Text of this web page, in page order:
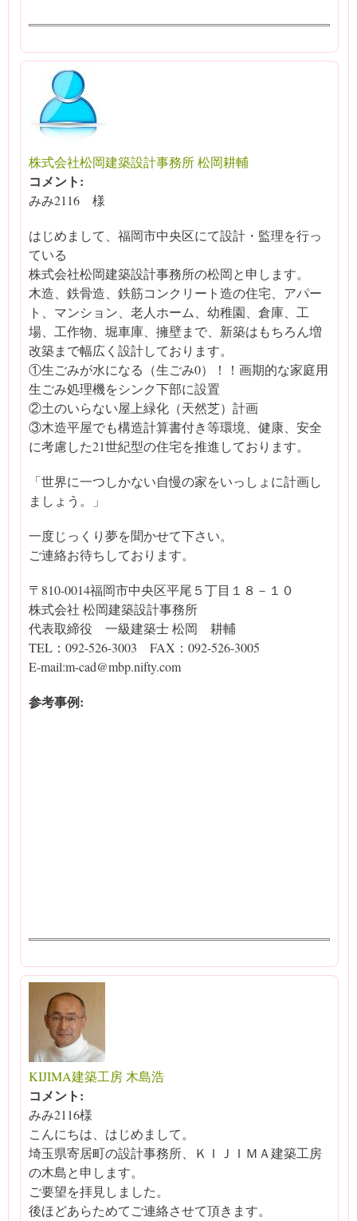
株式会社松岡建築設計事務所 松岡耕輔
コメント:
みみ2116 様
はじめまして、福岡市中央区にて設計・監理を行っ
ている
株式会社松岡建築設計事務所の松岡と申します。
木造、鉄骨造、鉄筋コンクリート造の住宅、アパー
ト、マンション、老人ホーム、幼稚園、倉庫、工
場、工作物、堀車庫、擁壁まで、新築はもちろん増
改築まで幅広く設計しております。
①生ごみが水になる（生ごみ0）！！画期的な家庭用
生ごみ処理機をシンク下部に設置
②土のいらない屋上緑化（天然芝）計画
③木造平屋でも構造計算書付き等環境、健康、安全
に考慮した21世紀型の住宅を推進しております。
「世界に一つしかない自慢の家をいっしょに計画し
ましょう。」
一度じっくり夢を聞かせて下さい。
ご連絡お待ちしております。
〒810-0014福岡市中央区平尾５丁目１８－１０
株式会社 松岡建築設計事務所
代表取締役 一級建築士 松岡 耕輔
TEL：092-526-3003 FAX：092-526-3005
E-mail:m-cad@mbp.nifty.com
参考事例:
KIJIMA建築工房 木島浩
コメント:
みみ2116様
こんにちは、はじめまして。
埼玉県寄居町の設計事務所、ＫＩＪＩＭＡ建築工房
の木島と申します。
ご要望を拝見しました。
後ほどあらためてご連絡させて頂きます。